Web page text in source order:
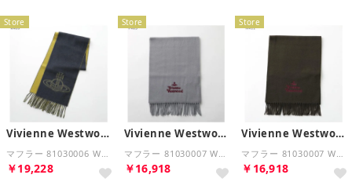
Store
Vivienne Westwood
￥19,228
Store
Vivienne Westwood
￥16,918
Store
Vivienne Westwood
￥16,918